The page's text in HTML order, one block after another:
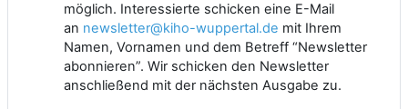
möglich. Interessierte schicken eine E-Mail
an newsletter@kiho-wuppertal.de mit Ihrem
Namen, Vornamen und dem Betreff “Newsletter
abonnieren”. Wir schicken den Newsletter
anschließend mit der nächsten Ausgabe zu.